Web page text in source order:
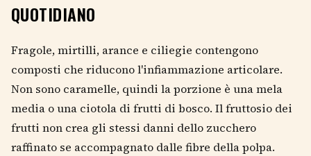
QUOTIDIANO
Fragole, mirtilli, arance e ciliegie contengono
composti che riducono l'infiammazione articolare.
Non sono caramelle, quindi la porzione è una mela
media o una ciotola di frutti di bosco. Il fruttosio dei
frutti non crea gli stessi danni dello zucchero
raffinato se accompagnato dalle fibre della polpa.